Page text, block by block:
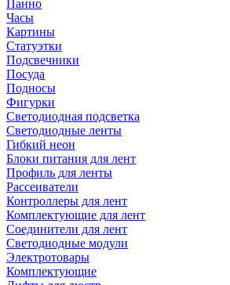
Панно
Часы
Картины
Статуэтки
Подсвечники
Посуда
Подносы
Фигурки
Светодиодная подсветка
Светодиодные ленты
Гибкий неон
Блоки питания для лент
Профиль для ленты
Рассеиватели
Контроллеры для лент
Комплектующие для лент
Соединители для лент
Светодиодные модули
Электротовары
Комплектующие